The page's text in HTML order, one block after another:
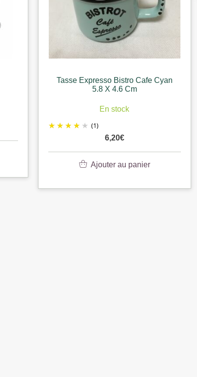
Tasse Expresso Bistro Cafe Cyan
5.8 X 4.6 Cm
En stock
(1)
6,20€
Ajouter au panier